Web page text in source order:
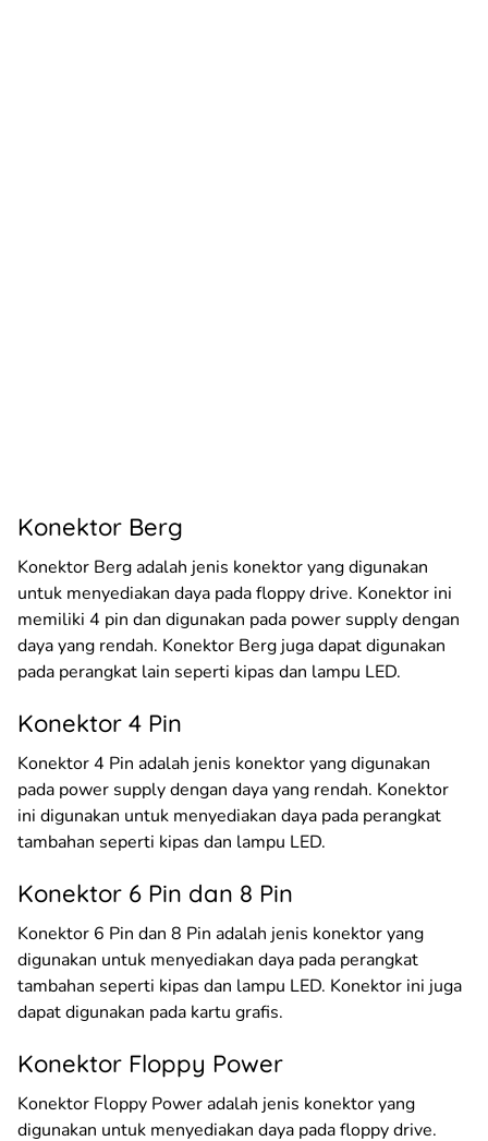
Konektor Berg
Konektor Berg adalah jenis konektor yang digunakan
untuk menyediakan daya pada floppy drive. Konektor ini
memiliki 4 pin dan digunakan pada power supply dengan
daya yang rendah. Konektor Berg juga dapat digunakan
pada perangkat lain seperti kipas dan lampu LED.
Konektor 4 Pin
Konektor 4 Pin adalah jenis konektor yang digunakan
pada power supply dengan daya yang rendah. Konektor
ini digunakan untuk menyediakan daya pada perangkat
tambahan seperti kipas dan lampu LED.
Konektor 6 Pin dan 8 Pin
Konektor 6 Pin dan 8 Pin adalah jenis konektor yang
digunakan untuk menyediakan daya pada perangkat
tambahan seperti kipas dan lampu LED. Konektor ini juga
dapat digunakan pada kartu grafis.
Konektor Floppy Power
Konektor Floppy Power adalah jenis konektor yang
digunakan untuk menyediakan daya pada floppy drive.